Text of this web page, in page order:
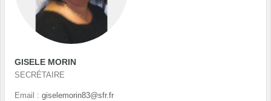
GISELE MORIN
SECRÉTAIRE
Email : giselemorin83@sfr.fr